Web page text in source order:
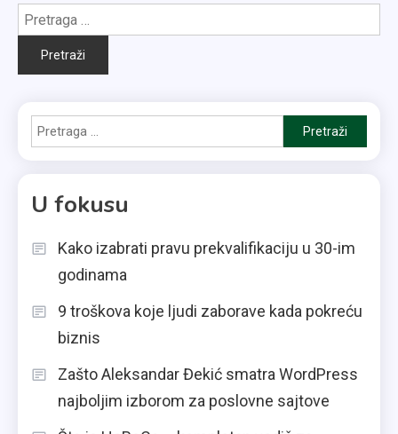
Pretraga
za:
Pretraga
za:
U fokusu
Kako izabrati pravu prekvalifikaciju u 30-im
godinama
9 troškova koje ljudi zaborave kada pokreću
biznis
Zašto Aleksandar Đekić smatra WordPress
najboljim izborom za poslovne sajtove